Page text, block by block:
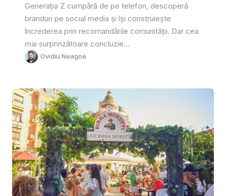
Generația Z cumpără de pe telefon, descoperă
branduri pe social media și își construiește
încrederea prin recomandările comunității. Dar cea
mai surprinzătoare concluzie...
Ovidiu Neagoe